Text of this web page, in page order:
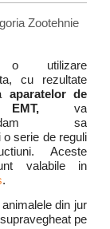
Zootehnie
o utilizare
cu rezultate
aparatelor de
va
sa
o serie de reguli
Aceste
valabile in
.
din jur
pe